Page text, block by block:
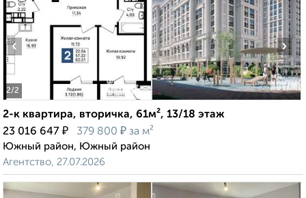
2/2
‹ ›
2-к квартира, вторичка, 61м², 13/18 этаж
23 016 647 ₽ 379 800 ₽ за м²
Южный район, Южный район
Агентство, 27.07.2026